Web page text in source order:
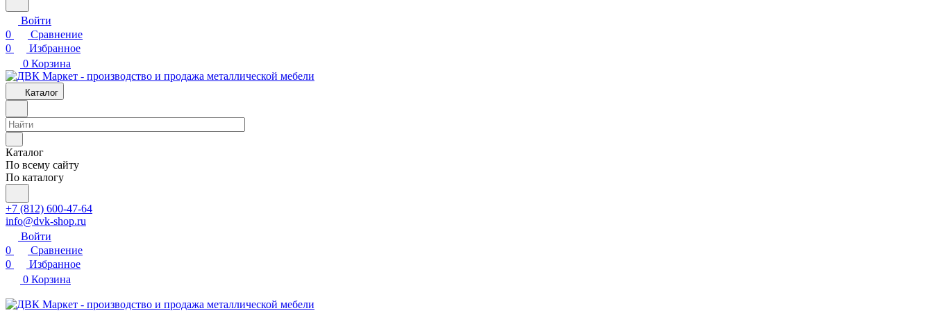
Войти
0
Сравнение
0
Избранное
0 Корзина
Каталог
Каталог
По всему сайту
По каталогу
+7 (812) 600-47-64
info@dvk-shop.ru
Войти
0
Сравнение
0
Избранное
0 Корзина